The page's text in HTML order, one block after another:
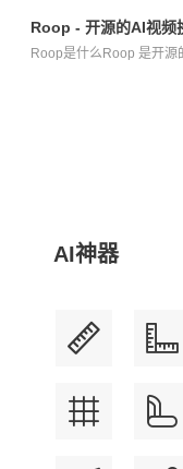
Roop - 开源的AI视频
Roop是什么Roop 是开源
AI神器